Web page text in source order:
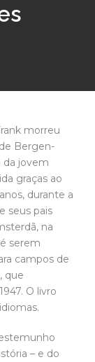
morreu
Bergen-
da jovem
graças ao
durante a
seus pais
na
serem
campos de
que
O livro
– e do